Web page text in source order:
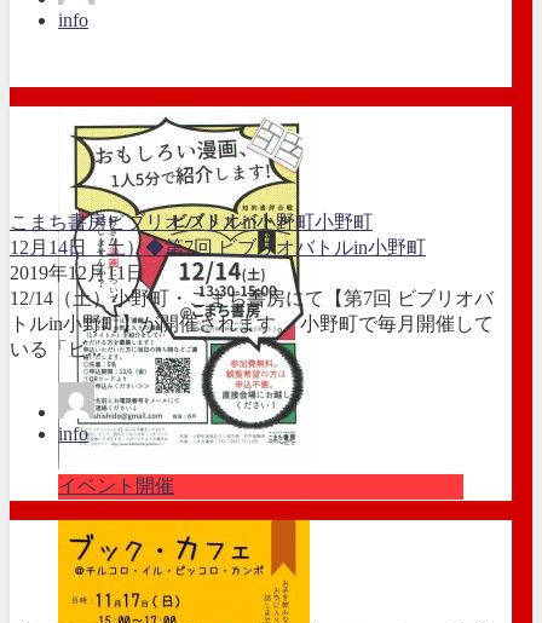
info
イベント開催
こまち書房ビブリオバトルin小野町小野町
12月14日（土）◆第7回 ビブリオバトルin小野町
2019年12月11日
12/14（土）小野町・こまち書房にて【第7回 ビブリオバ
トルin小野町】が開催されます。 小野町で毎月開催して
いる「ビ...
info